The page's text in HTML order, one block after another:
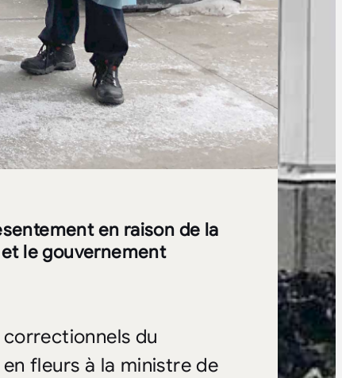
en raison de la
le gouvernement
correctionnels du
fleurs à la ministre de